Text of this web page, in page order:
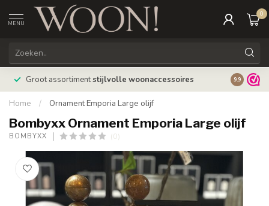
MENU
0
Groot assortimentstijlvolle woonaccessoires 9.9
Home / Ornament Emporia Large olijf
Bombyxx Ornament Emporia Large olijf
BOMBYXX (0)